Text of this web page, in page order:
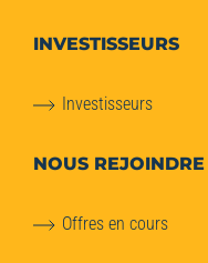
INVESTISSEURS
Investisseurs
NOUS REJOINDRE
Offres en cours